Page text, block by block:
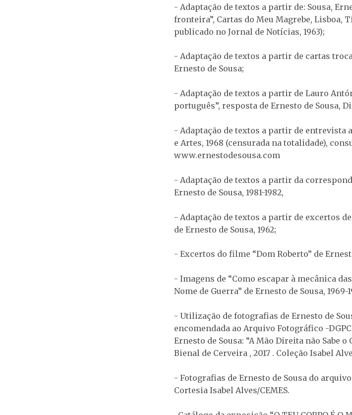
- Adaptação de textos a partir de: Sousa,
fronteira”, Cartas do Meu Magrebe,
publicado no Jornal de Notícias, 1963);
- Adaptação de textos a partir de cartas
Ernesto de Sousa;
- Adaptação de textos a partir de Lauro
português”, resposta de Ernesto de Sousa,
- Adaptação de textos a partir de entrevista
e Artes, 1968 (censurada na totalidade),
www.ernestodesousa.com
- Adaptação de textos a partir da
Ernesto de Sousa, 1981-1982,
- Adaptação de textos a partir de excertos
de Ernesto de Sousa, 1962;
- Excertos do filme “Dom Roberto” de
- Imagens de “Como escapar à mecânica
Nome de Guerra” de Ernesto de Sousa, 1969-
- Utilização de fotografias de Ernesto de
encomendada ao Arquivo Fotográfico -
Ernesto de Sousa: “A Mão Direita não Sabe o
Bienal de Cerveira , 2017 . Coleção Isabel
- Fotografias de Ernesto de Sousa do
Cortesia Isabel Alves/CEMES.